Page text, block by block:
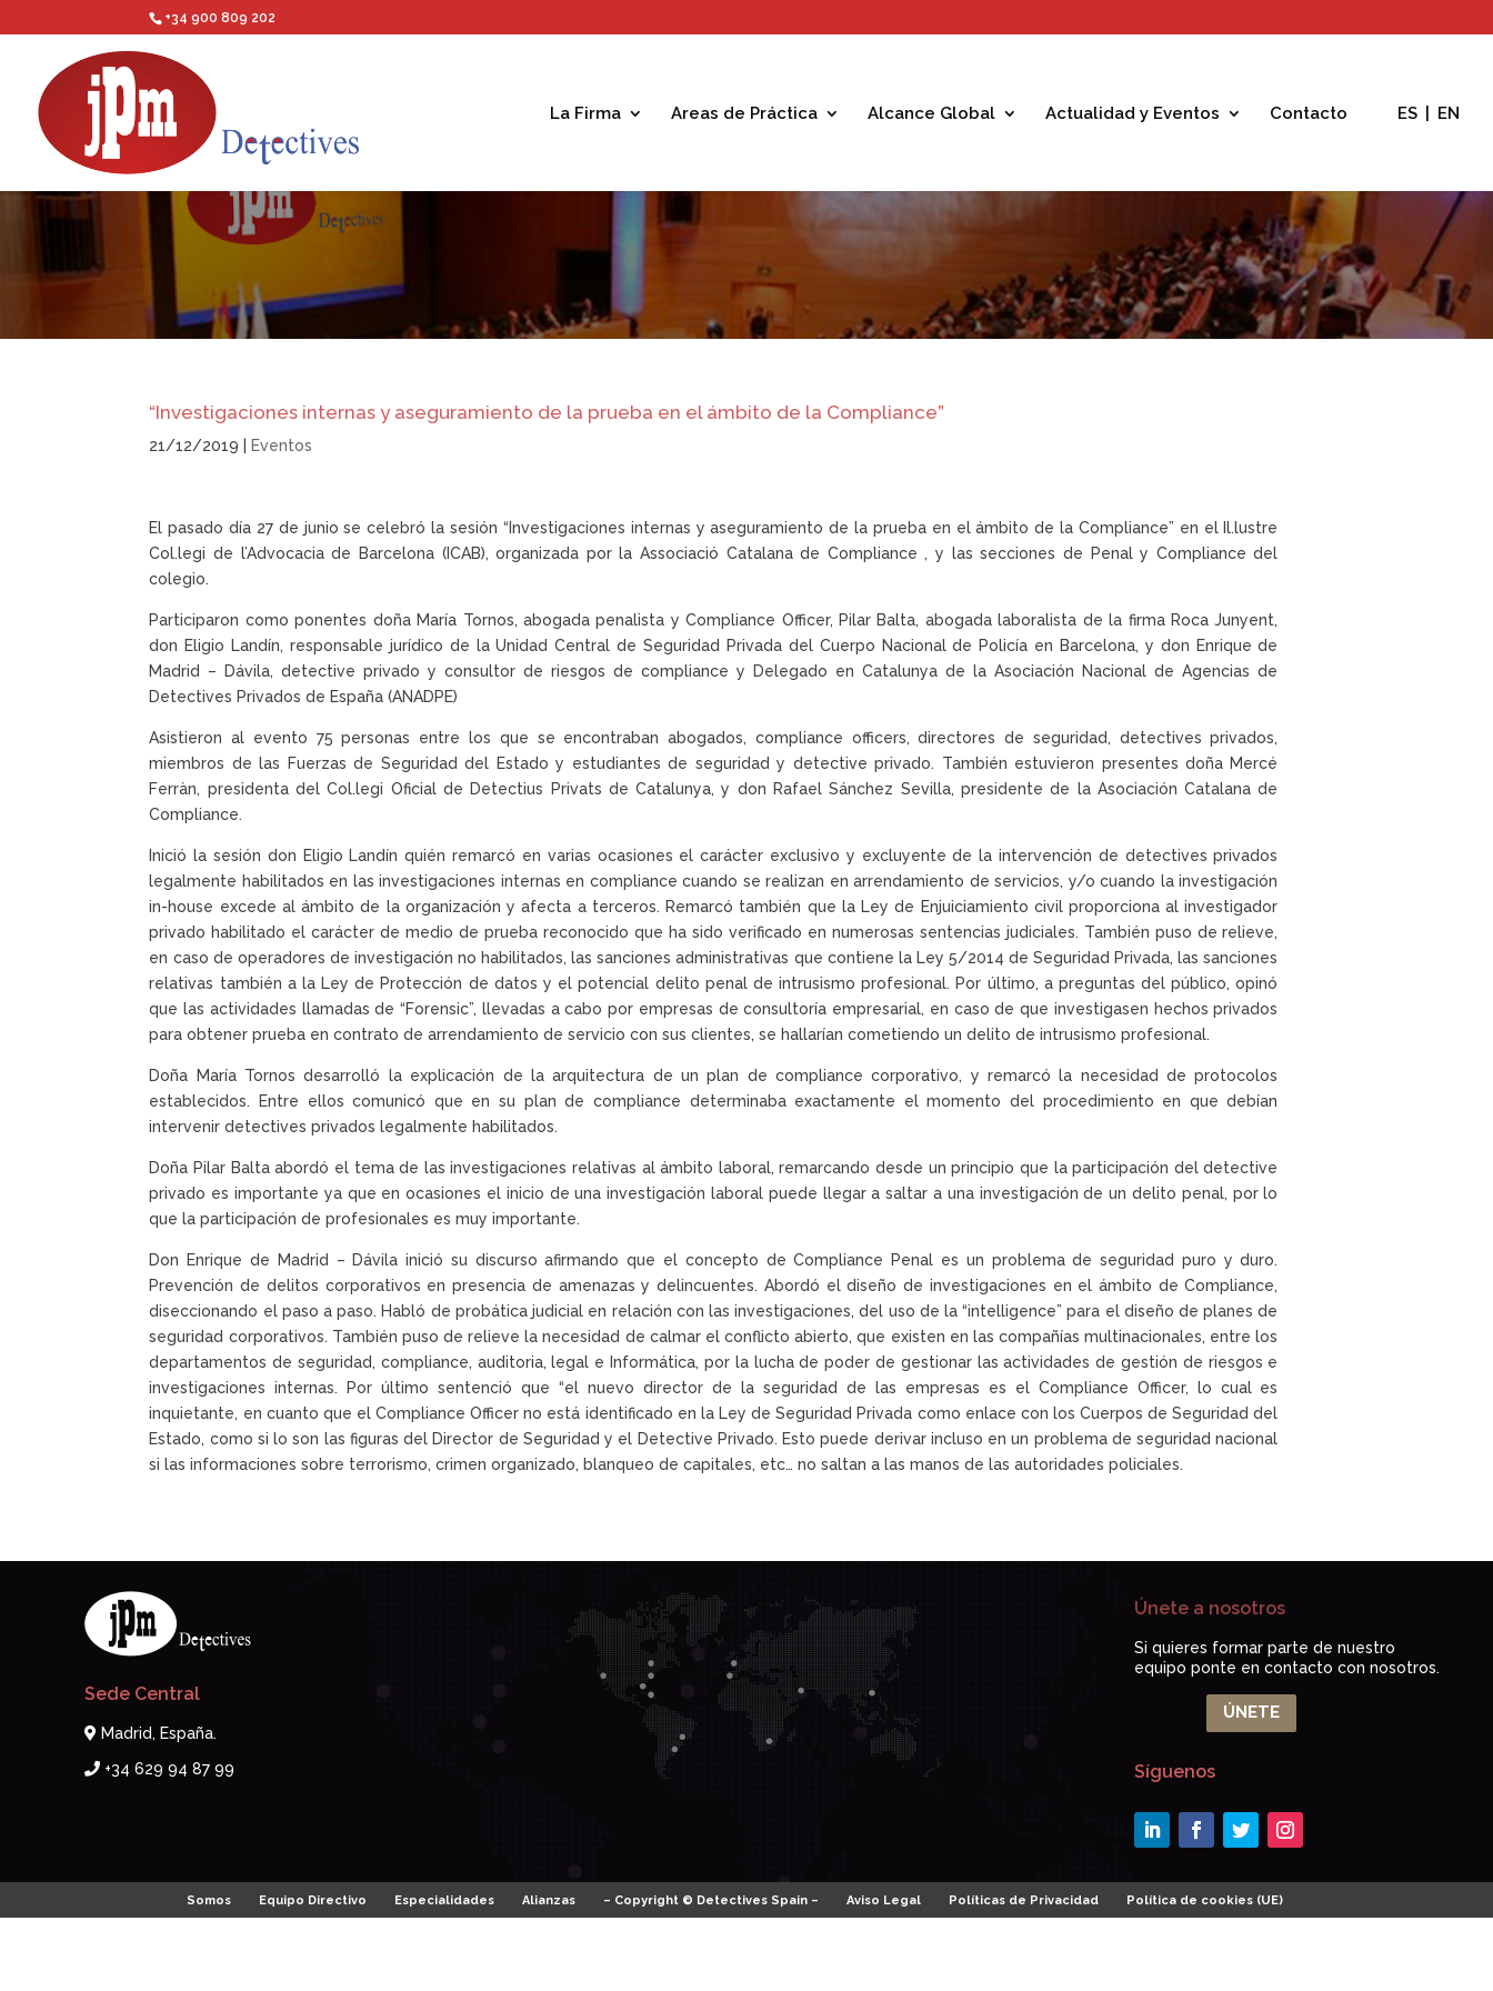
+34 900 809 202
La Firma Areas de Práctica Alcance Global Actualidad y Eventos Contacto ES EN
“Investigaciones internas y aseguramiento de la prueba en el ámbito de la Compliance”
21/12/2019 Eventos
El pasado día 27 de junio se celebró la sesión “Investigaciones internas y aseguramiento de la prueba en el ámbito de la Compliance” en el Il.lustre
Col.legi de l’Advocacia de Barcelona (ICAB), organizada por la Associació Catalana de Compliance , y las secciones de Penal y Compliance del
colegio.
Participaron como ponentes doña María Tornos, abogada penalista y Compliance Officer, Pilar Balta, abogada laboralista de la firma Roca Junyent,
don Eligio Landín, responsable jurídico de la Unidad Central de Seguridad Privada del Cuerpo Nacional de Policía en Barcelona, y don Enrique de
Madrid – Dávila, detective privado y consultor de riesgos de compliance y Delegado en Catalunya de la Asociación Nacional de Agencias de
Detectives Privados de España (ANADPE)
Asistieron al evento 75 personas entre los que se encontraban abogados, compliance officers, directores de seguridad, detectives privados,
miembros de las Fuerzas de Seguridad del Estado y estudiantes de seguridad y detective privado. También estuvieron presentes doña Mercé
Ferràn, presidenta del Col.legi Oficial de Detectius Privats de Catalunya, y don Rafael Sánchez Sevilla, presidente de la Asociación Catalana de
Compliance.
Inició la sesión don Eligio Landín quién remarcó en varias ocasiones el carácter exclusivo y excluyente de la intervención de detectives privados
legalmente habilitados en las investigaciones internas en compliance cuando se realizan en arrendamiento de servicios, y/o cuando la investigación
in-house excede al ámbito de la organización y afecta a terceros. Remarcó también que la Ley de Enjuiciamiento civil proporciona al investigador
privado habilitado el carácter de medio de prueba reconocido que ha sido verificado en numerosas sentencias judiciales. También puso de relieve,
en caso de operadores de investigación no habilitados, las sanciones administrativas que contiene la Ley 5/2014 de Seguridad Privada, las sanciones
relativas también a la Ley de Protección de datos y el potencial delito penal de intrusismo profesional. Por último, a preguntas del público, opinó
que las actividades llamadas de “Forensic”, llevadas a cabo por empresas de consultoría empresarial, en caso de que investigasen hechos privados
para obtener prueba en contrato de arrendamiento de servicio con sus clientes, se hallarían cometiendo un delito de intrusismo profesional.
Doña María Tornos desarrolló la explicación de la arquitectura de un plan de compliance corporativo, y remarcó la necesidad de protocolos
establecidos. Entre ellos comunicó que en su plan de compliance determinaba exactamente el momento del procedimiento en que debían
intervenir detectives privados legalmente habilitados.
Doña Pilar Balta abordó el tema de las investigaciones relativas al ámbito laboral, remarcando desde un principio que la participación del detective
privado es importante ya que en ocasiones el inicio de una investigación laboral puede llegar a saltar a una investigación de un delito penal, por lo
que la participación de profesionales es muy importante.
Don Enrique de Madrid – Dávila inició su discurso afirmando que el concepto de Compliance Penal es un problema de seguridad puro y duro.
Prevención de delitos corporativos en presencia de amenazas y delincuentes. Abordó el diseño de investigaciones en el ámbito de Compliance,
diseccionando el paso a paso. Habló de probática judicial en relación con las investigaciones, del uso de la “intelligence” para el diseño de planes de
seguridad corporativos. También puso de relieve la necesidad de calmar el conflicto abierto, que existen en las compañías multinacionales, entre los
departamentos de seguridad, compliance, auditoria, legal e Informática, por la lucha de poder de gestionar las actividades de gestión de riesgos e
investigaciones internas. Por último sentenció que “el nuevo director de la seguridad de las empresas es el Compliance Officer, lo cual es
inquietante, en cuanto que el Compliance Officer no está identificado en la Ley de Seguridad Privada como enlace con los Cuerpos de Seguridad del
Estado, como si lo son las figuras del Director de Seguridad y el Detective Privado. Esto puede derivar incluso en un problema de seguridad nacional
si las informaciones sobre terrorismo, crimen organizado, blanqueo de capitales, etc… no saltan a las manos de las autoridades policiales.
Sede Central
Madrid, España.
+34 629 94 87 99
Únete a nosotros
Si quieres formar parte de nuestro
equipo ponte en contacto con nosotros.
ÚNETE
Síguenos
Somos Equipo Directivo Especialidades Alianzas – Copyright © Detectives Spain – Aviso Legal Políticas de Privacidad Política de cookies (UE)